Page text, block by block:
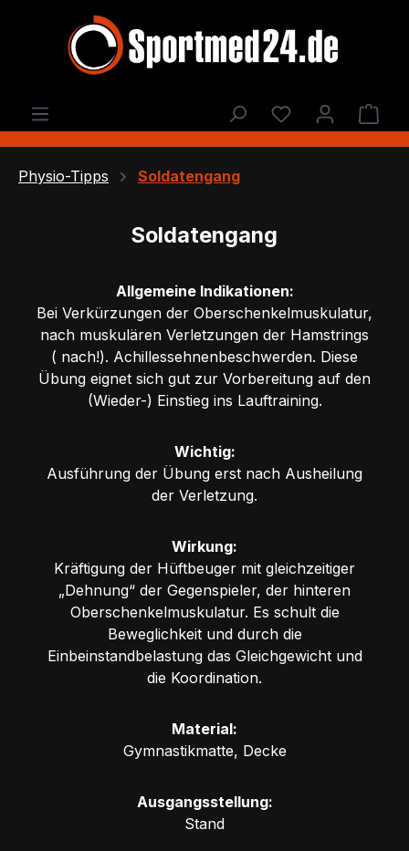
Zum Hauptinhalt springen
Du hast 0
Physio-Tipps Soldatengang
Soldatengang
Allgemeine Indikationen:
Bei Verkürzungen der Oberschenkelmuskulatur,
nach muskulären Verletzungen der Hamstrings
( nach!). Achillessehnenbeschwerden. Diese
Übung eignet sich gut zur Vorbereitung auf den
(Wieder-) Einstieg ins Lauftraining.
Wichtig:
Ausführung der Übung erst nach Ausheilung
der Verletzung.
Wirkung:
Kräftigung der Hüftbeuger mit gleichzeitiger
„Dehnung“ der Gegenspieler, der hinteren
Oberschenkelmuskulatur. Es schult die
Beweglichkeit und durch die
Einbeinstandbelastung das Gleichgewicht und
die Koordination.
Material:
Gymnastikmatte, Decke
Ausgangsstellung:
Stand